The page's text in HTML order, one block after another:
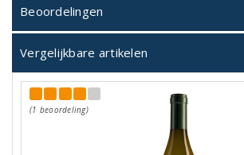
Beoordelingen
Vergelijkbare artikelen
(1 beoordeling)